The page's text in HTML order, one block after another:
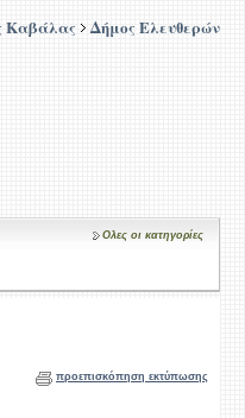
Καβάλας Δήμος Ελευθερών
Ολες οι κατηγορίες
προεπισκόπηση εκτύπωσης